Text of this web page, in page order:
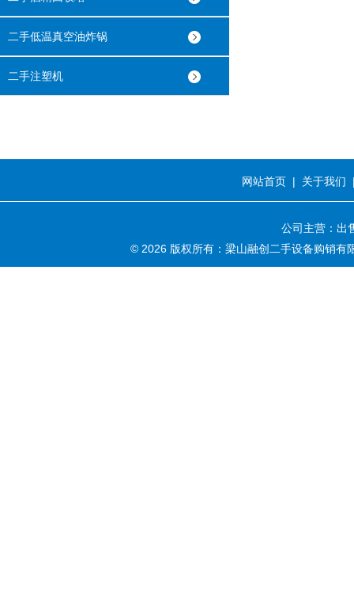
二手低温真空油炸锅
二手注塑机
网站首页 | 关于我们
公司主营：出
© 2026 版权所有：梁山融创二手设备购销